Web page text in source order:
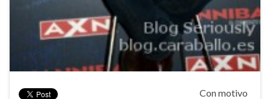
Con motivo